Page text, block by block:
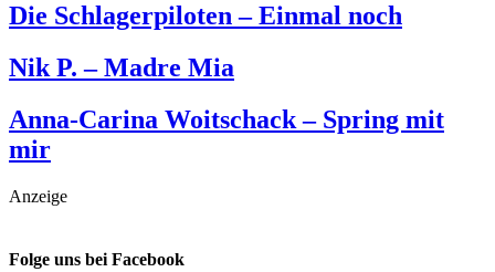
Die Schlagerpiloten – Einmal noch
Nik P. – Madre Mia
Anna-Carina Woitschack – Spring mit
mir
Anzeige
Folge uns bei Facebook